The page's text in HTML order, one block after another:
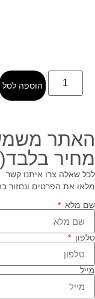
הוספה לסל
שאלה צרו איתנו קשר
את הפרטים ונחזור
מלא